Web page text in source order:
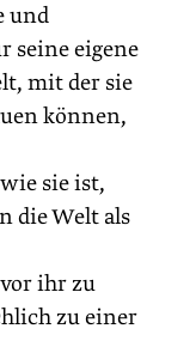
und
seine eigene
mit der sie
können,
sie ist,
die Welt als
ihr zu
zu einer